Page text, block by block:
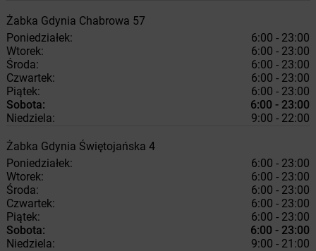
Żabka Gdynia Chabrowa 57
Poniedziałek:
6:00 - 23:00
Wtorek:
6:00 - 23:00
Środa:
6:00 - 23:00
Czwartek:
6:00 - 23:00
Piątek:
6:00 - 23:00
Sobota:
6:00 - 23:00
Niedziela:
9:00 - 22:00
Żabka Gdynia Świętojańska 4
Poniedziałek:
6:00 - 23:00
Wtorek:
6:00 - 23:00
Środa:
6:00 - 23:00
Czwartek:
6:00 - 23:00
Piątek:
6:00 - 23:00
Sobota:
6:00 - 23:00
Niedziela:
9:00 - 21:00